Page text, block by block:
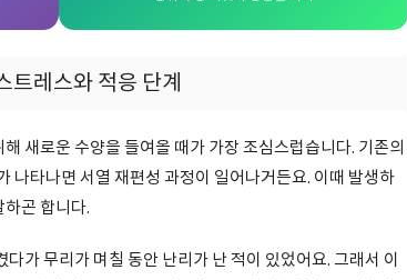
트레스와 적응 단계
새로운 수양을 들여올 때가 가장 조심스럽습니다. 기존의
타나면 서열 재편성 과정이 일어나거든요. 이때 발생하
곤 합니다.
가 무리가 며칠 동안 난리가 난 적이 있었어요. 그래서 이